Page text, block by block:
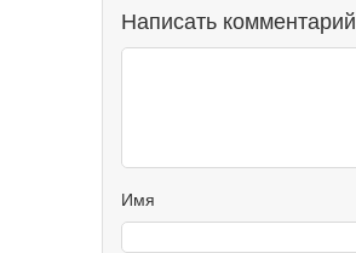
Написать комментарий
Имя